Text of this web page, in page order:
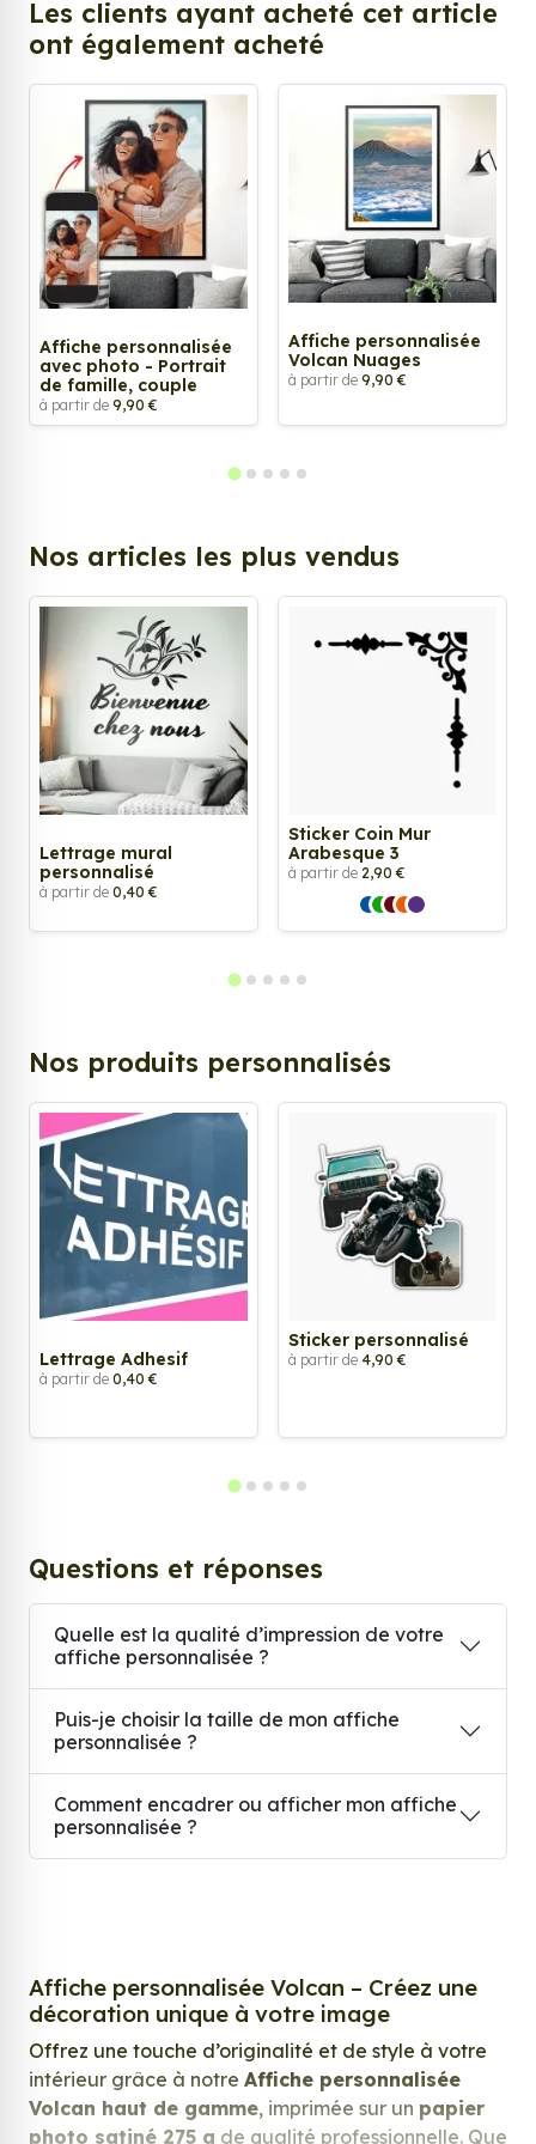
Les clients ayant acheté cet article
ont également acheté
Affiche personnalisée
avec photo - Portrait
de famille, couple
à partir de 9,90 €
Affiche personnalisée
Volcan Nuages
à partir de 9,90 €
Nos articles les plus vendus
Lettrage mural
personnalisé
à partir de 0,40 €
Sticker Coin Mur
Arabesque 3
à partir de 2,90 €
Nos produits personnalisés
Lettrage Adhesif
à partir de 0,40 €
Sticker personnalisé
à partir de 4,90 €
Questions et réponses
Quelle est la qualité d’impression de votre
affiche personnalisée ?
Puis-je choisir la taille de mon affiche
personnalisée ?
Comment encadrer ou afficher mon affiche
personnalisée ?
Affiche personnalisée Volcan – Créez une
décoration unique à votre image
Offrez une touche d’originalité et de style à votre
intérieur grâce à notre Affiche personnalisée
Volcan haut de gamme, imprimée sur un papier
photo satiné 275 g de qualité professionnelle. Que